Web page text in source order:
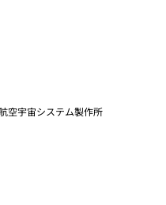
空宇宙システム製作所